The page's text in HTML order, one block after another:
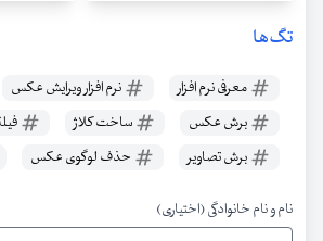
تگ‌ها
معرفی نرم افزار نرم افزار ویرایش عکس
برش عکس
ساخت کلاژ
برش تصاویر
حذف لوگوی عکس
نام و نام خانوادگی (اختیاری)